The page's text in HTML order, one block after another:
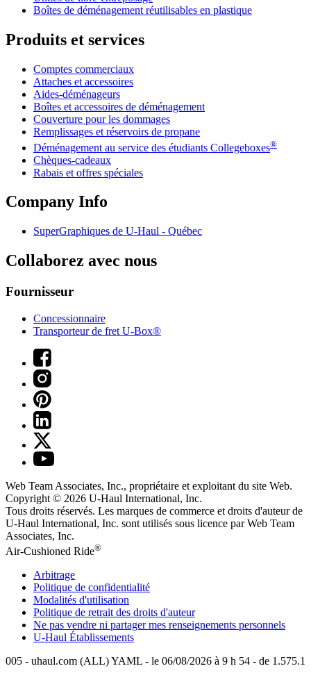
Boîtes de déménagement réutilisables en plastique
Produits et services
Comptes commerciaux
Attaches et accessoires
Aides-déménageurs
Boîtes et accessoires de déménagement
Couverture pour les dommages
Remplissages et réservoirs de propane
Déménagement au service des étudiants Collegeboxes®
Chèques-cadeaux
Rabais et offres spéciales
Company Info
SuperGraphiques de U-Haul - Québec
Collaborez avec nous
Fournisseur
Concessionnaire
Transporteur de fret U-Box®
Web Team Associates, Inc., propriétaire et exploitant du site Web.
Copyright © 2026 U-Haul International, Inc.
Tous droits réservés. Les marques de commerce et droits d'auteur de
U-Haul International, Inc. sont utilisés sous licence par Web Team
Associates, Inc.
Air-Cushioned Ride®
Arbitrage
Politique de confidentialité
Modalités d'utilisation
Politique de retrait des droits d'auteur
Ne pas vendre ni partager mes renseignements personnels
U-Haul Établissements
005 - uhaul.com (ALL) YAML - le 06/08/2026 à 9 h 54 - de 1.575.1